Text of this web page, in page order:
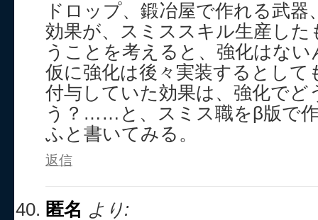
ドロップ、鍛冶屋で作れる武
効果が、スミススキル生産し
うことを考えると、強化はな
仮に強化は後々実装するとして
付与していた効果は、強化でど
う？……と、スミス職をβ版で
ふと書いてみる。
返信
匿名 より: